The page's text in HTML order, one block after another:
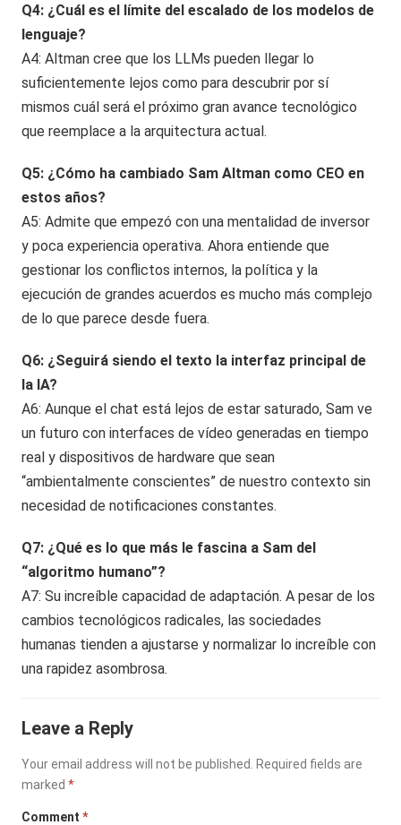
Q4: ¿Cuál es el límite del escalado de los modelos de
lenguaje?
A4: Altman cree que los LLMs pueden llegar lo
suficientemente lejos como para descubrir por sí
mismos cuál será el próximo gran avance tecnológico
que reemplace a la arquitectura actual.
Q5: ¿Cómo ha cambiado Sam Altman como CEO en
estos años?
A5: Admite que empezó con una mentalidad de inversor
y poca experiencia operativa. Ahora entiende que
gestionar los conflictos internos, la política y la
ejecución de grandes acuerdos es mucho más complejo
de lo que parece desde fuera.
Q6: ¿Seguirá siendo el texto la interfaz principal de
la IA?
A6: Aunque el chat está lejos de estar saturado, Sam ve
un futuro con interfaces de vídeo generadas en tiempo
real y dispositivos de hardware que sean
“ambientalmente conscientes” de nuestro contexto sin
necesidad de notificaciones constantes.
Q7: ¿Qué es lo que más le fascina a Sam del
“algoritmo humano”?
A7: Su increíble capacidad de adaptación. A pesar de los
cambios tecnológicos radicales, las sociedades
humanas tienden a ajustarse y normalizar lo increíble con
una rapidez asombrosa.
Leave a Reply
Your email address will not be published.
Required fields are
marked*
Comment*